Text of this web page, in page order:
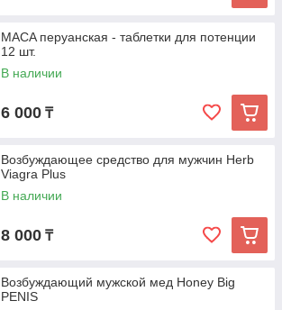
MACA перуанская - таблетки для потенции
12 шт.
В наличии
6 000 ₸
Возбуждающее средство для мужчин Herb
Viagra Plus
В наличии
8 000 ₸
Возбуждающий мужской мед Honey Big
PENIS